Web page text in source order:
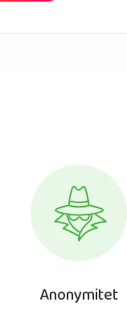
Anonymitet